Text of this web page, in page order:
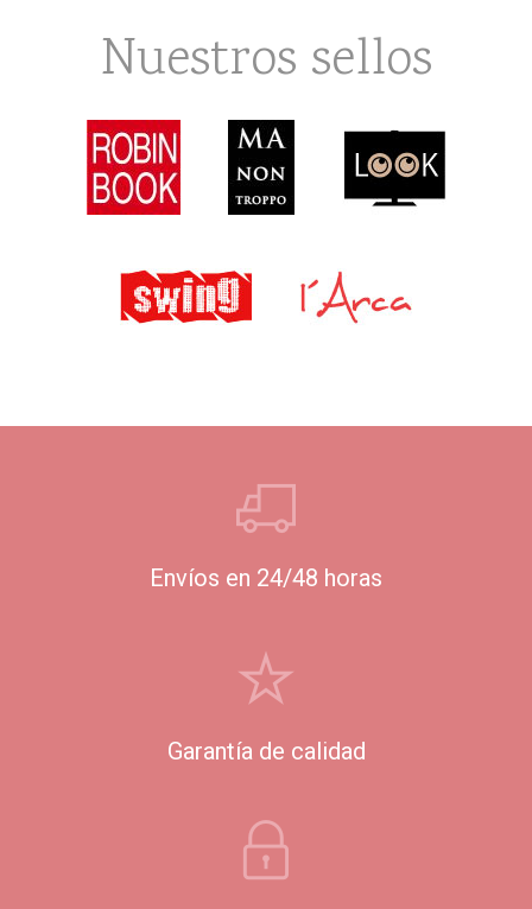
Nuestros sellos
Envíos en 24/48 horas
Garantía de calidad